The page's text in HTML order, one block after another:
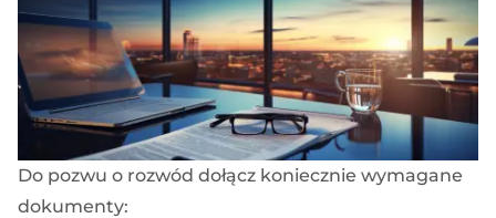
Do pozwu o rozwód dołącz koniecznie wymagane
dokumenty: